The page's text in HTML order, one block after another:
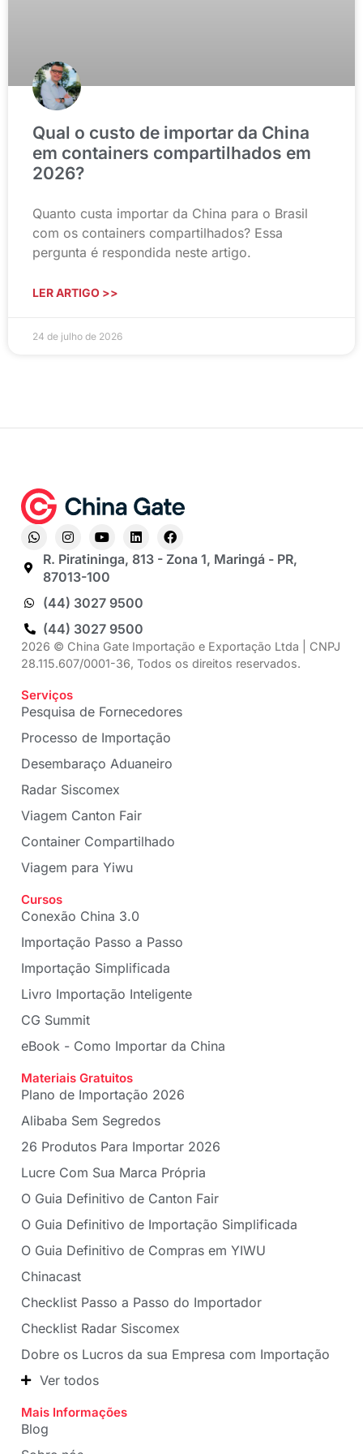
Qual o custo de importar da China
em containers compartilhados em
2026?
Quanto custa importar da China para o Brasil
com os containers compartilhados? Essa
pergunta é respondida neste artigo.
LER ARTIGO >>
24 de julho de 2026
R. Piratininga, 813 - Zona 1, Maringá - PR,
87013-100
(44) 3027 9500
(44) 3027 9500
2026 © China Gate Importação e Exportação Ltda | CNPJ
28.115.607/0001-36, Todos os direitos reservados.
Serviços
Pesquisa de Fornecedores
Processo de Importação
Desembaraço Aduaneiro
Radar Siscomex
Viagem Canton Fair
Container Compartilhado
Viagem para Yiwu
Cursos
Conexão China 3.0
Importação Passo a Passo
Importação Simplificada
Livro Importação Inteligente
CG Summit
eBook - Como Importar da China
Materiais Gratuitos
Plano de Importação 2026
Alibaba Sem Segredos
26 Produtos Para Importar 2026
Lucre Com Sua Marca Própria
O Guia Definitivo de Canton Fair
O Guia Definitivo de Importação Simplificada
O Guia Definitivo de Compras em YIWU
Chinacast
Checklist Passo a Passo do Importador
Checklist Radar Siscomex
Dobre os Lucros da sua Empresa com Importação
Ver todos
Mais Informações
Blog